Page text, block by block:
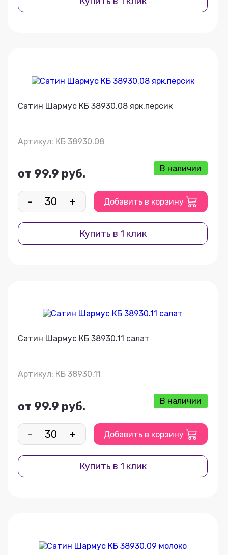
Сатин Шармус КБ 38930.08 ярк.персик
Артикул: КБ 38930.08
от 99.9 руб. В наличии
- + Добавить в корзину
Купить в 1 клик
Сатин Шармус КБ 38930.11 салат
Артикул: КБ 38930.11
от 99.9 руб. В наличии
- + Добавить в корзину
Купить в 1 клик